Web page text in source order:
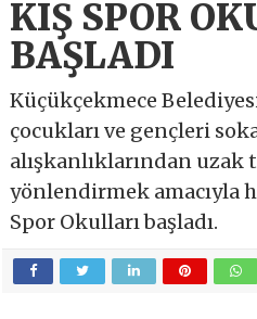
KIŞ SPOR
BAŞLADI
Küçükçekmece
çocukları ve gençleri
alışkanlıklarından uzak
yönlendirmek amacıyla
Spor Okulları başladı.